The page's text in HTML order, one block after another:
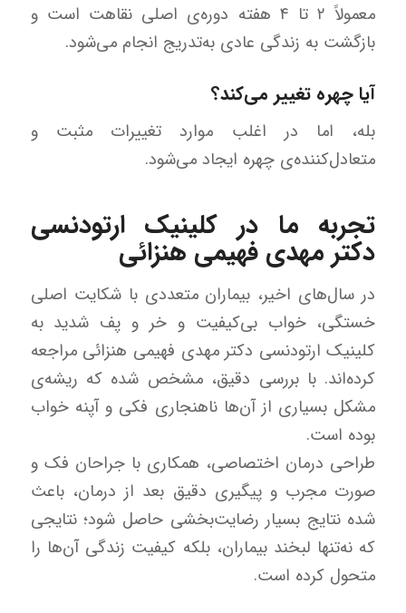
معمولاً ۲ تا ۴ هفته دوره‌ی اصلی نقاهت است و
بازگشت به زندگی عادی به‌تدریج انجام می‌شود.
آیا چهره تغییر می‌کند؟
بله، اما در اغلب موارد تغییرات مثبت و
متعادل‌کننده‌ی چهره ایجاد می‌شود.
تجربه ما در کلینیک ارتودنسی
دکتر مهدی فهیمی هنزائی
در سال‌های اخیر، بیماران متعددی با شکایت اصلی
خستگی، خواب بی‌کیفیت و خر و پف شدید به
کلینیک ارتودنسی دکتر مهدی فهیمی هنزائی مراجعه
کرده‌اند. با بررسی دقیق، مشخص شده که ریشه‌ی
مشکل بسیاری از آن‌ها ناهنجاری فکی و آپنه خواب
بوده است.
طراحی درمان اختصاصی، همکاری با جراحان فک و
صورت مجرب و پیگیری دقیق بعد از درمان، باعث
شده نتایج بسیار رضایت‌بخشی حاصل شود؛ نتایجی
که نه‌تنها لبخند بیماران، بلکه کیفیت زندگی آن‌ها را
متحول کرده است.